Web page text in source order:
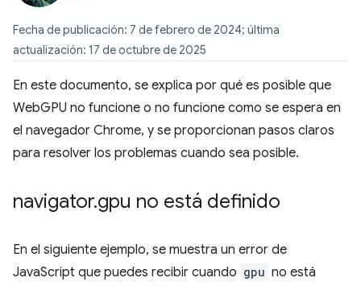
Fecha de publicación: 7 de febrero de 2024; última
actualización: 17 de octubre de 2025
En este documento, se explica por qué es posible que
WebGPU no funcione o no funcione como se espera en
el navegador Chrome, y se proporcionan pasos claros
para resolver los problemas cuando sea posible.
navigator.gpu no está definido
En el siguiente ejemplo, se muestra un error de
JavaScript que puedes recibir cuando gpu no está